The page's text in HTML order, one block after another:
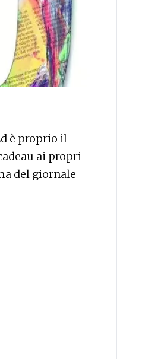
è proprio il
ai propri
del giornale